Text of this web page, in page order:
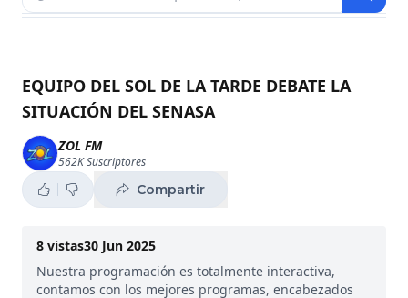
NOTICIAS
SHORTS
PODCAST
ZOL TV
EQUIPO DEL SOL DE LA TARDE DEBATE LA
SITUACIÓN DEL SENASA
ZOL FM
562KSuscriptores
Compartir
8 vistas30 Jun 2025
Nuestra programación es totalmente interactiva,
contamos con los mejores programas, encabezados